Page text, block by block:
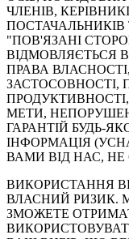
ЧЛЕНІВ,
ПОСТАЧАЛЬНИКІВ
"ПОВ'ЯЗАНІ
ВІДМОВЛЯЄТЬСЯ
ПРАВА
ЗАСТОСОВНОСТІ,
МЕТИ,
ГАРАНТІЙ БУДЬ-
ІНФОРМАЦІЯ
ВАМИ ВІД НАС, НЕ
ВИКОРИСТАННЯ
ВЛАСНИЙ РИЗИК.
ЗМОЖЕТЕ